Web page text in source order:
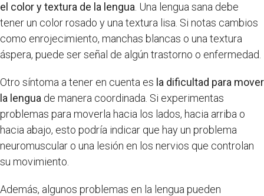
el color y textura de la lengua . Una lengua sana debe
tener un color rosado y una textura lisa. Si notas cambios
como enrojecimiento, manchas blancas o una textura
áspera, puede ser señal de algún trastorno o enfermedad.
Otro síntoma a tener en cuenta es la dificultad para mover
la lengua de manera coordinada. Si experimentas
problemas para moverla hacia los lados, hacia arriba o
hacia abajo, esto podría indicar que hay un problema
neuromuscular o una lesión en los nervios que controlan
su movimiento.
Además, algunos problemas en la lengua pueden